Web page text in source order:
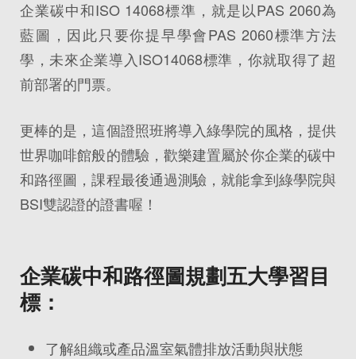
企業碳中和ISO 14068標準，就是以PAS 2060為
藍圖，因此只要你提早學會PAS 2060標準方法
學，未來企業導入ISO14068標準，你就取得了超
前部署的門票。
更棒的是，這個證照班將導入綠學院的風格，提供
世界咖啡館般的體驗，歡樂建置屬於你企業的碳中
和路徑圖，課程最後通過測驗，就能拿到綠學院與
BSI雙認證的證書喔！
企業碳中和路徑圖規劃五大學習目
標：
了解組織或產品溫室氣體排放活動與狀態